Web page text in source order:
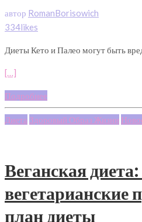
автор RomanBorisowich
334likes
Диеты Кето и Палео могут быть
[…]
Подробнее
Диета Здоровый Образ Жизни
Веганская
вегетарианские
план диеты